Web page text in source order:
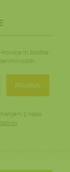
novice in bodite
PRIJAVA
z našo